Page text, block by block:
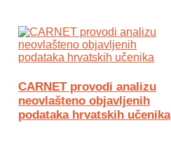
CARNET provodi analizu
neovlašteno objavljenih
podataka hrvatskih učenika